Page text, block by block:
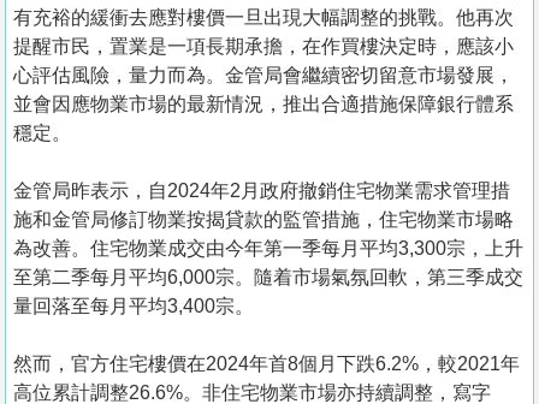
有充裕的緩衝去應對樓價一旦出現大幅調整的挑戰。他再次
提醒市民，置業是一項長期承擔，在作買樓決定時，應該小
心評估風險，量力而為。金管局會繼續密切留意市場發展，
並會因應物業市場的最新情況，推出合適措施保障銀行體系
穩定。
金管局昨表示，自2024年2月政府撤銷住宅物業需求管理措
施和金管局修訂物業按揭貸款的監管措施，住宅物業市場略
為改善。住宅物業成交由今年第一季每月平均3,300宗，上升
至第二季每月平均6,000宗。隨着市場氣氛回軟，第三季成交
量回落至每月平均3,400宗。
然而，官方住宅樓價在2024年首8個月下跌6.2%，較2021年
高位累計調整26.6%。非住宅物業市場亦持續調整，寫字